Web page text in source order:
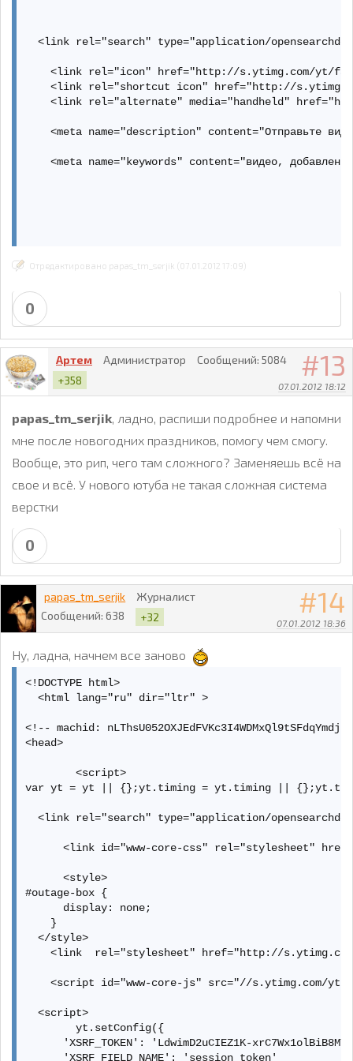
Отредактировано papas_tm_serjik (07.01.2012 17:09)
0
13
07.01.2012 18:12
Артем Администратор Сообщений: 5084
+358
papas_tm_serjik, ладно, распиши подробнее и напомни
мне после новогодних праздников, помогу чем смогу.
Вообще, это рип, чего там сложного? Заменяешь всё на
свое и всё. У нового ютуба не такая сложная система
верстки
0
14
07.01.2012 18:36
papas_tm_serjik
Журналист
Сообщений: 638 +32
Ну, ладна, начнем все заново
<!DOCTYPE html>
  <html lang="ru" dir="ltr" >
<!-- machid:
<head>
        <script>
var yt = yt || {};yt.timing = yt.timing ||
<link rel="search" type="application/
<link id="www-core-css" rel="stylesheet"
      <style>
#outage-box {
      display: none;
    }
  </style>
<link  rel="stylesheet" href="http://
<script id="www-core-js" src="//s.ytimg.com/
  <script>
        yt.setConfig({
'XSRF_TOKEN': 'LdwimD2uCIEZ1K-
      'XSRF_FIELD_NAME': 'session_token'